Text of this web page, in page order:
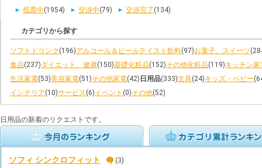
投票中(1954) 交渉中(79) 交渉完了 (134)
カテゴリから探す
ソフトドリンク (196)アルコール＆ビールテイスト飲料(97)お菓子、スイーツ
食品(237)ダイエット、健康(150)基礎化粧品(152)その他化粧品(119)キッチン家
生活家電(53)美容家電(51)その他家電(42) 日用品(333)文具(24)キッズ・ベビー
インテリア(10)サービス(6)イベント (0)その他(52)
日用品の新着のリクエストです。
ソフィ シンクロフィット
(3)